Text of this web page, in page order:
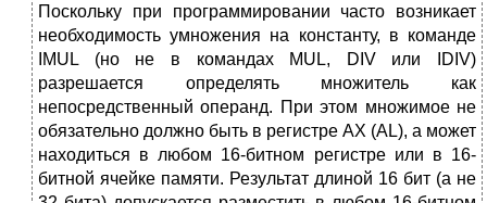
Поскольку при программировании часто возникает
необходимость умножения на константу, в команде
IMUL (но не в командах MUL, DIV или IDIV)
разрешается определять множитель как
непосредственный операнд. При этом множимое не
обязательно должно быть в регистре АХ (AL), a может
находиться в любом 16-битном регистре или в 16-
битной ячейке памяти. Результат длиной 16 бит (а не